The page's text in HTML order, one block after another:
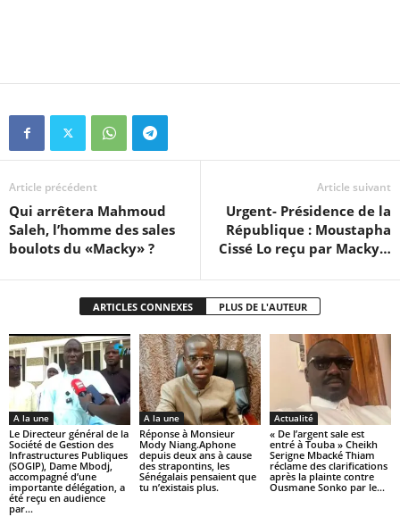
Article précédent
Qui arrêtera Mahmoud
Saleh, l’homme des sales
boulots du «Macky» ?
Article suivant
Urgent- Présidence de la
République : Moustapha
Cissé Lo reçu par Macky…
ARTICLES CONNEXES PLUS DE L'AUTEUR
A la une
Le Directeur général de la
Société de Gestion des
Infrastructures Publiques
(SOGIP), Dame Mbodj,
accompagné d’une
importante délégation, a
été reçu en audience
par...
A la une
Réponse à Monsieur
Mody Niang.Aphone
depuis deux ans à cause
des strapontins, les
Sénégalais pensaient que
tu n’existais plus.
Actualité
« De l’argent sale est
entré à Touba » Cheikh
Serigne Mbacké Thiam
réclame des clarifications
après la plainte contre
Ousmane Sonko par le...